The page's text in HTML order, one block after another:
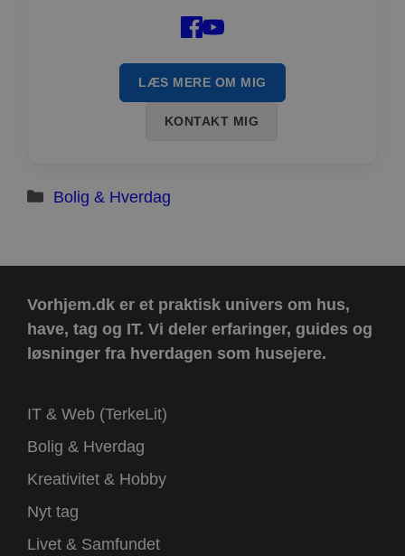
LÆS MERE OM MIG
KONTAKT MIG
Kategorier
Bolig & Hverdag
Vorhjem.dk er et praktisk univers om hus,
have, tag og IT. Vi deler erfaringer, guides og
løsninger fra hverdagen som husejere.
IT & Web (TerkeLit)
Bolig & Hverdag
Kreativitet & Hobby
Nyt tag
Livet & Samfundet